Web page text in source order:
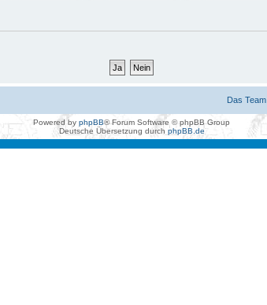
Das Team
Powered by phpBB® Forum Software © phpBB Group
Deutsche Übersetzung durch phpBB.de